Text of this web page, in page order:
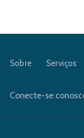
Sobre Serviços
Conecte-se